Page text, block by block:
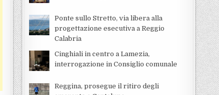
Ponte sullo Stretto, via libera alla
progettazione esecutiva a Reggio
Calabria
Cinghiali in centro a Lamezia,
interrogazione in Consiglio comunale
Reggina, prosegue il ritiro degli